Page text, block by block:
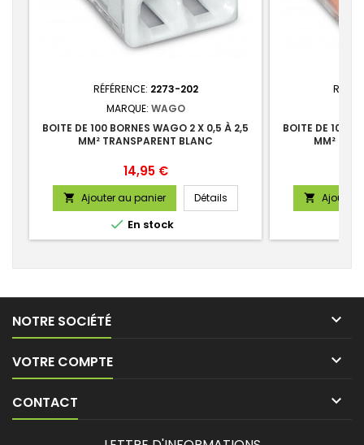
RÉFÉRENCE: 2273-202
MARQUE: WAGO
BOITE DE 100 BORNES WAGO 2 X 0,5 À 2,5
MM² TRANSPARENT BLANC
Prix
14,95 €
 Ajouter au panier Détails
 En stock
BOITE DE 100
MM²
 Ajouter
NOTRE SOCIÉTÉ 
VOTRE COMPTE 
CONTACT 